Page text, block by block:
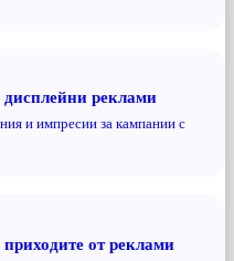
реклами
и импресии за кампании с
от реклами